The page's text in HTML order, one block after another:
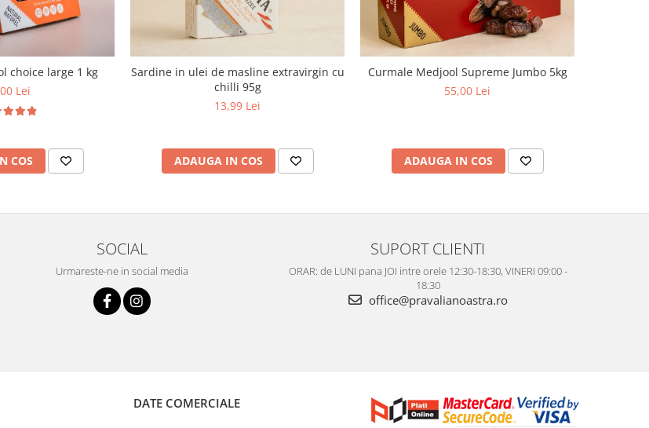
choice large 1 kg
Lei
COS
Sardine in ulei de masline extravirgin cu
chilli 95g
13,99 Lei
ADAUGA IN COS
Curmale Medjool Supreme Jumbo 5kg
55,00 Lei
ADAUGA IN COS
SOCIAL
Urmareste-ne in social media
SUPORT CLIENTI
ORAR: de LUNI pana JOI intre orele 12:30-18:30, VINERI 09:00 -
18:30
office@pravalianoastra.ro
DATE COMERCIALE